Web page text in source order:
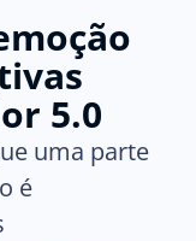
5.0
uma parte
é